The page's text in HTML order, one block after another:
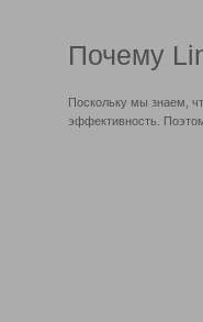
Почему
Поскольку мы знаем,
эффективность.